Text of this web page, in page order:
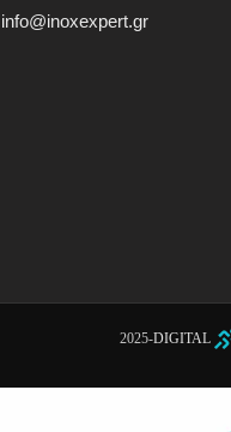
info@inoxexpert.gr
2025-DIGITAL